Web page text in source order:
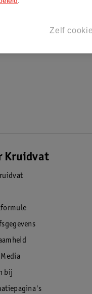
Kruidvat
bij
Zelf